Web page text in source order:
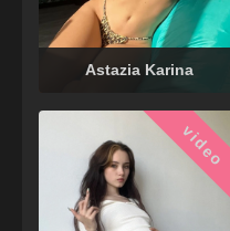
Astazia Karina
video